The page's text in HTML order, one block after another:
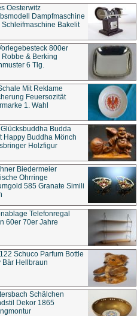
Oesterwitz
Dampfmaschine
Schleifmaschine Bakelit
800er
& Berking
6 Tlg.
Mit Reklame
Feuersozität
1. Wahl
Budda
Happy Buddha Mönch
Holzfigur
Biedermeier
Ohrringe
585 Granate Simili
Telefonregal
60er 70er Jahre
Schuco Parfum Bottle
Bär Hellbraun
Schälchen
Dekor 1865